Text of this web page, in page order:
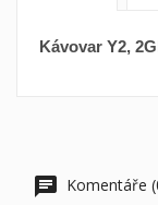
Kávovar Y2,
Komentáře